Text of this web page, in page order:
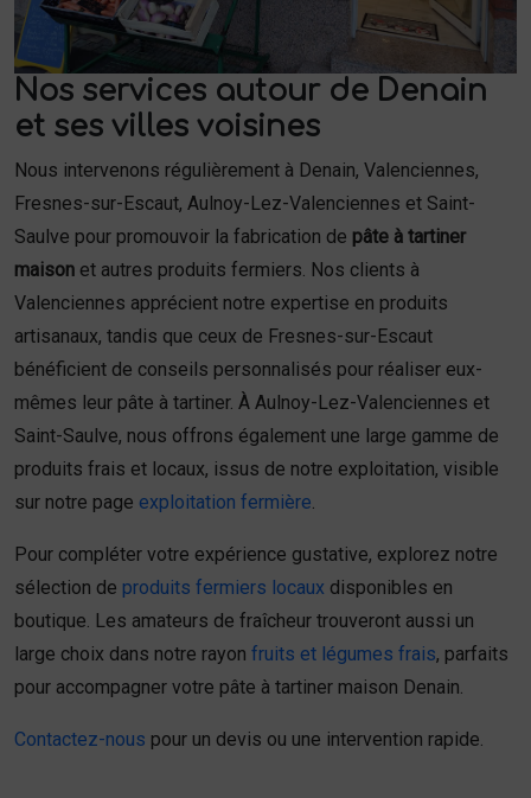
Nos services autour de Denain
et ses villes voisines
Nous intervenons régulièrement à Denain, Valenciennes,
Fresnes-sur-Escaut, Aulnoy-Lez-Valenciennes et Saint-
Saulve pour promouvoir la fabrication de pâte à tartiner
maison et autres produits fermiers. Nos clients à
Valenciennes apprécient notre expertise en produits
artisanaux, tandis que ceux de Fresnes-sur-Escaut
bénéficient de conseils personnalisés pour réaliser eux-
mêmes leur pâte à tartiner. À Aulnoy-Lez-Valenciennes et
Saint-Saulve, nous offrons également une large gamme de
produits frais et locaux, issus de notre exploitation, visible
sur notre page exploitation fermière
Pour compléter votre expérience gustative, explorez notre
sélection de produits fermiers locaux disponibles en
boutique. Les amateurs de fraîcheur trouveront aussi un
large choix dans notre rayon fruits et légumes frais, parfaits
pour accompagner votre pâte à tartiner maison Denain.
Contactez-nous pour un devis ou une intervention rapide.